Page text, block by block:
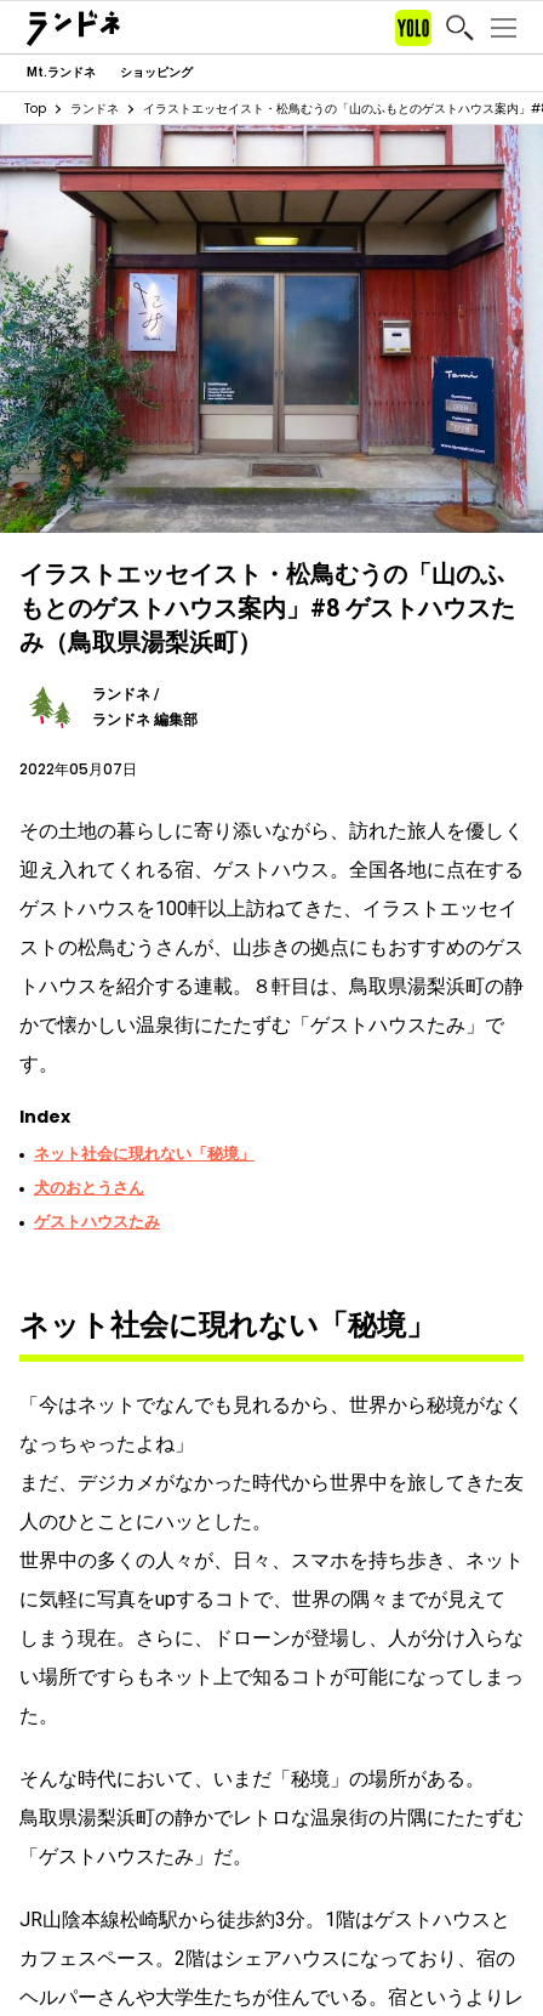
Mt.ランドネ ショッピング
Top ランドネ イラストエッセイスト・松鳥むうの「山のふもとのゲストハウス案内」
イラストエッセイスト・松鳥むうの「山のふ
もとのゲストハウス案内」#8 ゲストハウスた
み（鳥取県湯梨浜町）
ランドネ /
ランドネ 編集部
2022年05月07日
その土地の暮らしに寄り添いながら、訪れた旅人を優しく
迎え入れてくれる宿、ゲストハウス。全国各地に点在する
ゲストハウスを100軒以上訪ねてきた、イラストエッセイ
ストの松鳥むうさんが、山歩きの拠点にもおすすめのゲス
トハウスを紹介する連載。８軒目は、鳥取県湯梨浜町の静
かで懐かしい温泉街にたたずむ「ゲストハウスたみ」で
す。
Index
ネット社会に現れない「秘境」
犬のおとうさん
ゲストハウスたみ
ネット社会に現れない「秘境」
「今はネットでなんでも見れるから、世界から秘境がなく
なっちゃったよね」
まだ、デジカメがなかった時代から世界中を旅してきた友
人のひとことにハッとした。
世界中の多くの人々が、日々、スマホを持ち歩き、ネット
に気軽に写真をupするコトで、世界の隅々までが見えて
しまう現在。さらに、ドローンが登場し、人が分け入らな
い場所ですらもネット上で知るコトが可能になってしまっ
た。
そんな時代において、いまだ「秘境」の場所がある。
鳥取県湯梨浜町の静かでレトロな温泉街の片隅にたたずむ
「ゲストハウスたみ」だ。
JR山陰本線松崎駅から徒歩約3分。1階はゲストハウスと
カフェスペース。2階はシェアハウスになっており、宿の
ヘルパーさんや大学生たちが住んでいる。宿というよりレ